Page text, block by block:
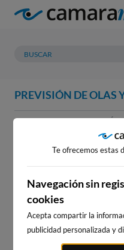
PREVISIÓN DE OLAS
WEBCAM PREVISIÓN
WEBCAM ES
Te ofrecemos estas
Navegación sin
cookies
Acepta compartir la
publicidad personalizada y